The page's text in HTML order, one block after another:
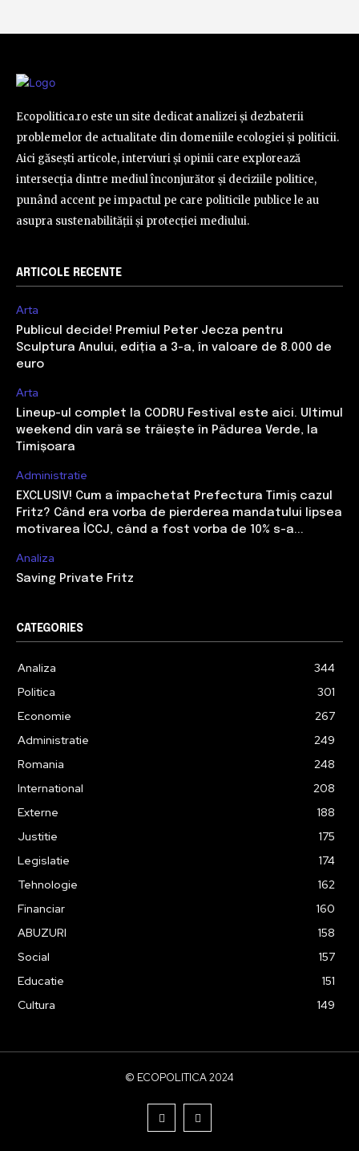
Ecopolitica.ro este un site dedicat analizei și dezbaterii
problemelor de actualitate din domeniile ecologiei și politicii.
Aici găsești articole, interviuri și opinii care explorează
intersecția dintre mediul înconjurător și deciziile politice,
punând accent pe impactul pe care politicile publice le au
asupra sustenabilității și protecției mediului.
ARTICOLE RECENTE
Arta
Publicul decide! Premiul Peter Jecza pentru
Sculptura Anului, ediția a 3-a, în valoare de 8.000 de
euro
Arta
Lineup-ul complet la CODRU Festival este aici. Ultimul
weekend din vară se trăiește în Pădurea Verde, la
Timișoara
Administratie
EXCLUSIV! Cum a împachetat Prefectura Timiș cazul
Fritz? Când era vorba de pierderea mandatului lipsea
motivarea ÎCCJ, când a fost vorba de 10% s-a...
Analiza
Saving Private Fritz
CATEGORIES
Analiza
344
Politica
301
Economie
267
Administratie
249
Romania
248
International
208
Externe
188
Justitie
175
Legislatie
174
Tehnologie
162
Financiar
160
ABUZURI
158
Social
157
Educatie
151
Cultura
149
© ECOPOLITICA 2024